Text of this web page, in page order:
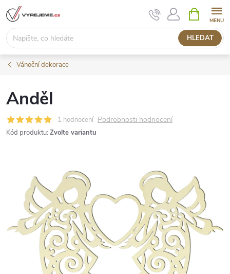
Přejít
na
obsah
HLEDAT
NÁKUPNÍ
KOŠÍK
Vánoční dekorace
Anděl
1 hodnocení Podrobnosti hodnocení
Kód produktu: Zvolte variantu